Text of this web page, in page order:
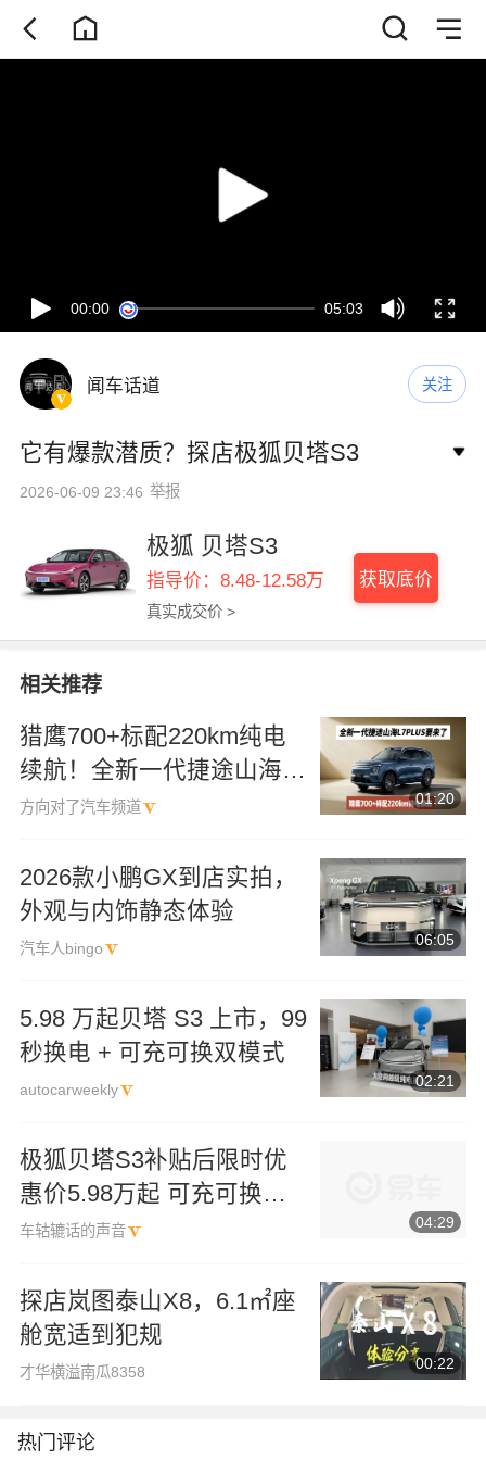
00:00 05:03
闻车话道 关注
它有爆款潜质？探店极狐贝塔S3
2026-06-09 23:46 举报
极狐 贝塔S3
指导价：8.48-12.58万
真实成交价 >
获取底价
相关推荐
猎鹰700+标配220km纯电
续航！全新一代捷途山海
L7PLUS要来了
方向对了汽车频道
01:20
2026款小鹏GX到店实拍，
外观与内饰静态体验
汽车人bingo
06:05
5.98 万起贝塔 S3 上市，99
秒换电 + 可充可换双模式
autocarweekly
02:21
极狐贝塔S3补贴后限时优
惠价5.98万起 可充可换，
最大续航660公里
车轱辘话的声音
04:29
探店岚图泰山X8，6.1㎡座
舱宽适到犯规
才华横溢南瓜8358
00:22
热门评论